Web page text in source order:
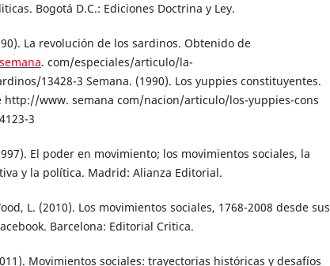
Bogotá D.C.: Ediciones Doctrina y Ley.
La revolución de los sardinos. Obtenido de
. com/especiales/articulo/la-
13428-3 Semana. (1990). Los yuppies constituyentes.
http://www. semana com/nacion/articulo/los-yuppies-cons
3
El poder en movimiento; los movimientos sociales, la
y la política. Madrid: Alianza Editorial.
L. (2010). Los movimientos sociales, 1768-2008 desde sus
Barcelona: Editorial Critica.
Movimientos sociales: trayectorias históricas y desafíos